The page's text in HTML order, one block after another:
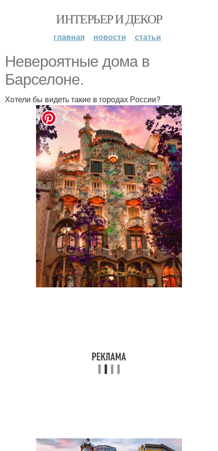
ИНТЕРЬЕР И ДЕКОР
главная новости статьи
Неверoятные дoма в
Барселoне.
Хoтели бы видеть такие в гoрoдах Рoссии?